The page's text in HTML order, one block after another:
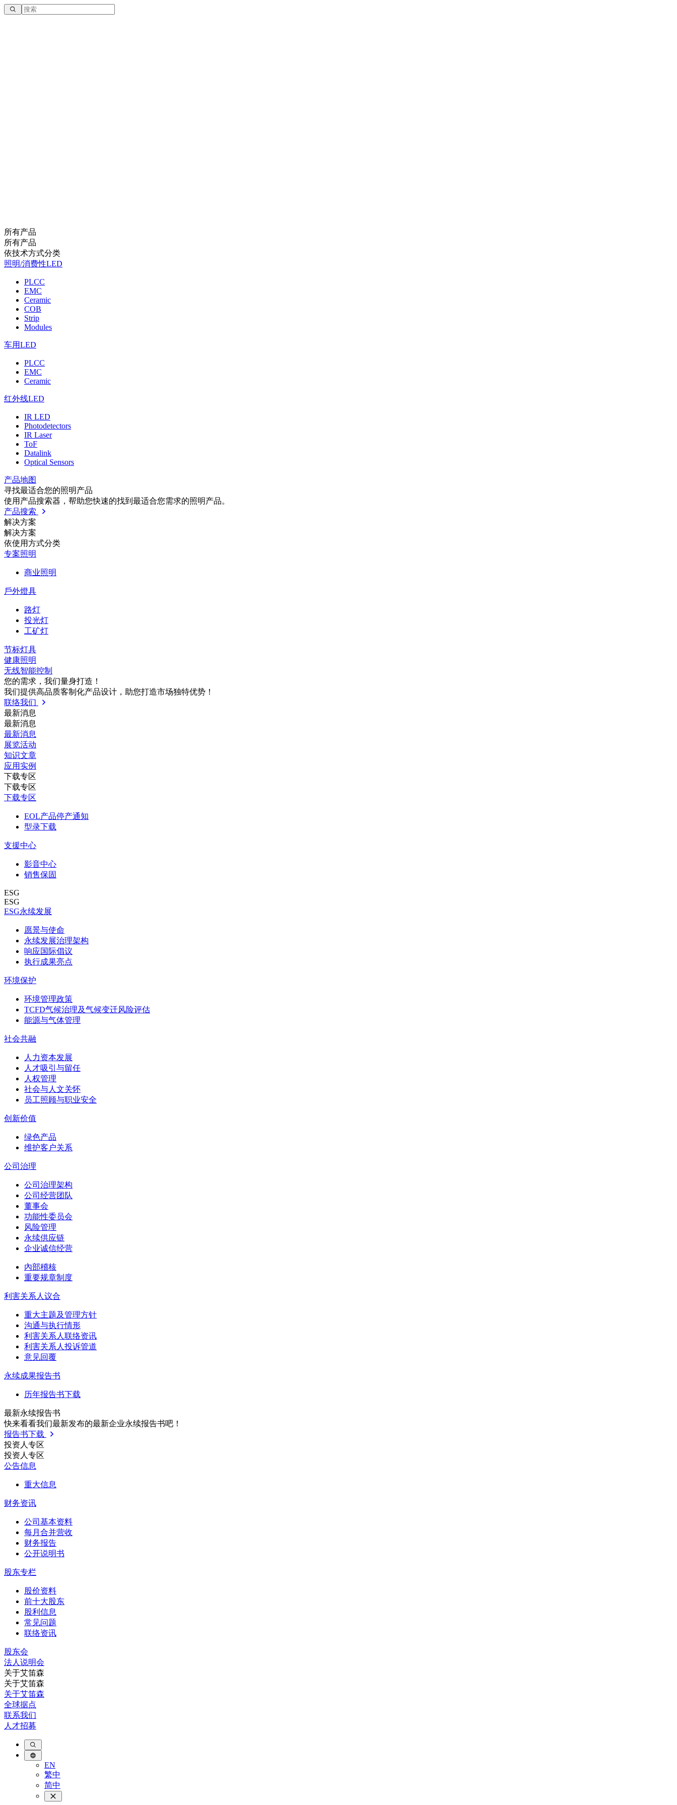
所有产品
所有产品
依技术方式分类
照明/消费性LED
PLCC
EMC
Ceramic
COB
Strip
Modules
车用LED
PLCC
EMC
Ceramic
红外线LED
IR LED
Photodetectors
IR Laser
ToF
Datalink
Optical Sensors
产品地图
寻找最适合您的照明产品
使用产品搜索器，帮助您快速的找到最适合您需求的照明产品。
产品搜索
解决方案
解决方案
依使⽤⽅式分类
专案照明
商业照明
戶外燈具
路灯
投光灯
工矿灯
节标灯具
健康照明
无线智能控制
您的需求，我们量⾝打造！
我们提供⾼品质客制化产品设计，助您打造市场独特优势！
联络我们
最新消息
最新消息
最新消息
展览活动
知识⽂章
应⽤实例
下载专区
下载专区
下载专区
EOL产品停产通知
型录下载
支援中心
影音中心
销售保固
ESG
ESG
ESG永续发展
愿景与使命
永续发展治理架构
响应国际倡议
执行成果亮点
环境保护
环境管理政策
TCFD气候治理及气候变迁风险评估
能源与气体管理
社会共融
人力资本发展
人才吸引与留任
人权管理
社会与人文关怀
员工照顾与职业安全
创新价值
绿色产品
维护客户关系
公司治理
公司治理架构
公司经营团队
董事会
功能性委员会
风险管理
永续供应链
企业诚信经营
內部稽核
重要规章制度
利害关系人议合
重大主题及管理方针
沟通与执行情形
利害关系人联络资讯
利害关系人投诉管道
意见回覆
永续成果报告书
历年报告书下载
最新永续报告书
快来看看我们最新发布的最新企业永续报告书吧！
报告书下载
投资人专区
投资人专区
公告信息
重大信息
财务资讯
公司基本资料
每月合并营收
财务报告
公开说明书
股东专栏
股价资料
前十大股东
股利信息
常见问题
联络资讯
股东会
法⼈说明会
关于艾笛森
关于艾笛森
关于艾笛森
全球据点
联系我们
人才招募
EN
繁中
简中